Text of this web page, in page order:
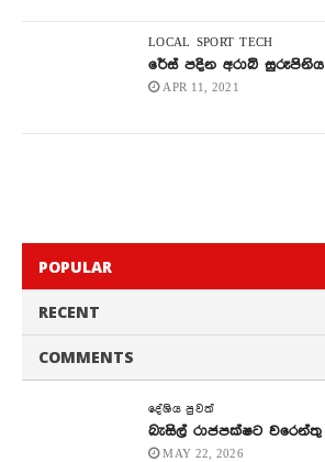
LOCAL SPORT TECH
රේස් පදින අරාබි සුරූපිනිය
APR 11, 2021
POPULAR
RECENT
COMMENTS
දේශිය පුවත්
බැසිල් රාජපක්ෂට වරෙන්තු
MAY 22, 2026